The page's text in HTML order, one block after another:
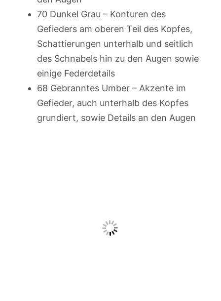
70 Dunkel Grau – Konturen des
Gefieders am oberen Teil des Kopfes,
Schattierungen unterhalb und seitlich
des Schnabels hin zu den Augen sowie
einige Federdetails
68 Gebranntes Umber – Akzente im
Gefieder, auch unterhalb des Kopfes
grundiert, sowie Details an den Augen